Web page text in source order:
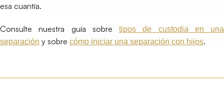
esa cuantía.
Consulte nuestra guía sobre tipos de custodia en una
separación y sobre cómo iniciar una separación con hijos.